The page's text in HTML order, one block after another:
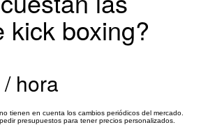
kick boxing?
hora
tienen en cuenta los cambios periódicos del mercado.
presupuestos para tener precios personalizados.